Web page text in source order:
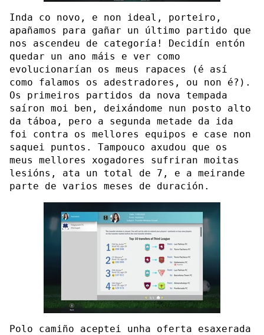
Inda co novo, e non ideal, porteiro,
apañamos para gañar un último partido que
nos ascendeu de categoría! Decidín entón
quedar un ano máis e ver como
evolucionarían os meus rapaces (é así
como falamos os adestradores, ou non é?).
Os primeiros partidos da nova tempada
saíron moi ben, deixándome nun posto alto
da táboa, pero a segunda metade da ida
foi contra os mellores equipos e case non
saquei puntos. Tampouco axudou que os
meus mellores xogadores sufriran moitas
lesións, ata un total de 7, e a meirande
parte de varios meses de duración.
Polo camiño aceptei unha oferta esaxerada